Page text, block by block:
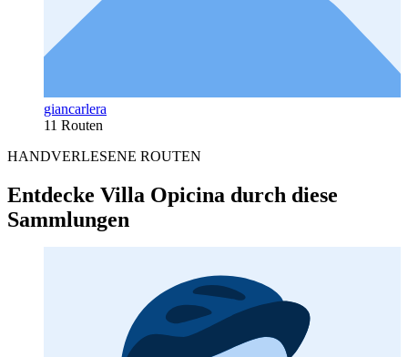
giancarlera
11 Routen
HANDVERLESENE ROUTEN
Entdecke Villa Opicina durch diese
Sammlungen